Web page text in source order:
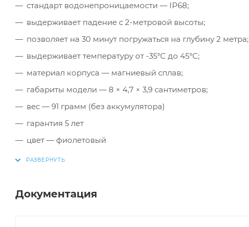
стандарт водонепроницаемости — IP68;
выдерживает падение с 2-метровой высоты;
позволяет на 30 минут погружаться на глубину 2 метра;
выдерживает температуру от -35°C до 45°C;
материал корпуса — магниевый сплав;
габариты модели — 8 × 4,7 × 3,9 сантиметров;
вес — 91 грамм (без аккумулятора)
гарантия 5 лет
цвет — фиолетовый
Документация